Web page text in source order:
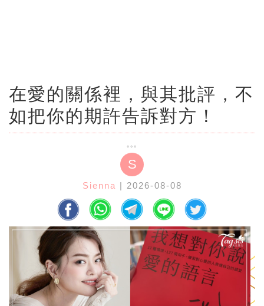
在愛的關係裡，與其批評，不
如把你的期許告訴對方！
S
Sienna | 2026-08-08